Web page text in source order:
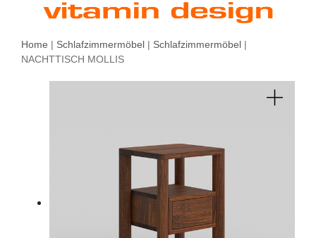
Home | Schlafzimmermöbel | Schlafzimmermöbel |
NACHTTISCH MOLLIS